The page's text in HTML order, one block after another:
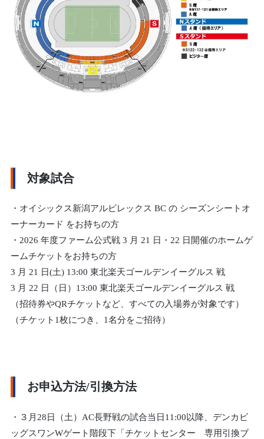
対象試合
・オイシックス新潟アルビレックス BC の シーズンシートオ
ーナーカード をお持ちの方
・2026 年度ファーム公式戦 3 月 21 日・22 日開催のホームゲ
ームチケットをお持ちの方
3 月 21 日(土) 13:00 東北楽天ゴールデンイーグルス 戦
3 月 22 日（日）13:00 東北楽天ゴールデンイーグルス 戦
（招待券やQRチケットなど、すべての入場券が対象です）
（チケット1枚につき、1名分をご招待）
お申込方法/引換方法
・３月28日（土）AC長野戦の試合当日11:00以降、デンカビ
ッグスワンWゲート階段下「チケットセンター 専用引換ブ